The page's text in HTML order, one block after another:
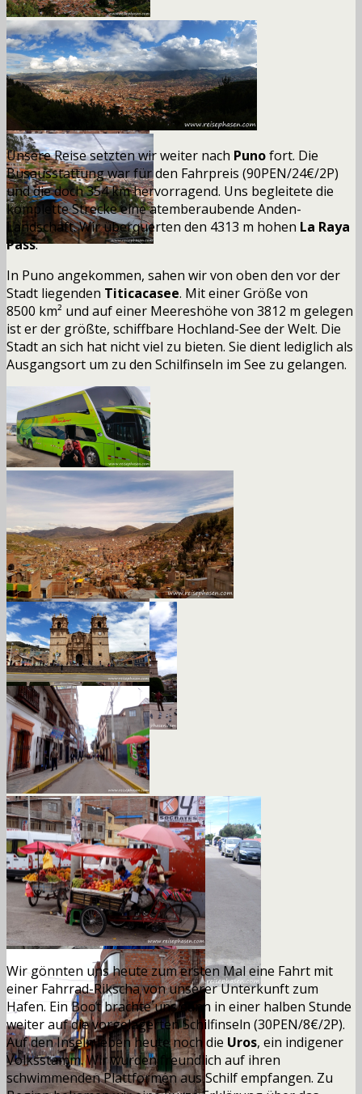
Unsere Reise setzten wir weiter nach Punofort. Die
Busausstattung war für den Fahrpreis (90PEN/24€/2P)
und die doch 354 km hervorragend. Uns begleitete die
komplette Strecke eine atemberaubende Anden-
Landschaft. Wir überquerten den 4313 m hohen La Raya
Pass.
In Puno angekommen, sahen wir von oben den vor der
Stadt liegenden Titicacasee. Mit einer Größe von
8500 km² und auf einer Meereshöhe von 3812 m gelegen
ist er der größte, schiffbare Hochland-See der Welt. Die
Stadt an sich hat nicht viel zu bieten. Sie dient lediglich als
Ausgangsort um zu den Schilfinseln im See zu gelangen.
Wir gönnten uns heute zum ersten Mal eine Fahrt mit
einer Fahrrad-Rikscha von unserer Unterkunft zum
Hafen. Ein Boot brachte uns dann in einer halben Stunde
weiter auf die vorgelagerten Schilfinseln (30PEN/8€/2P).
Auf den Inseln leben heute noch die Uros, ein indigener
Volksstamm. Wir wurden freundlich auf ihren
schwimmenden Plattformen aus Schilf empfangen. Zu